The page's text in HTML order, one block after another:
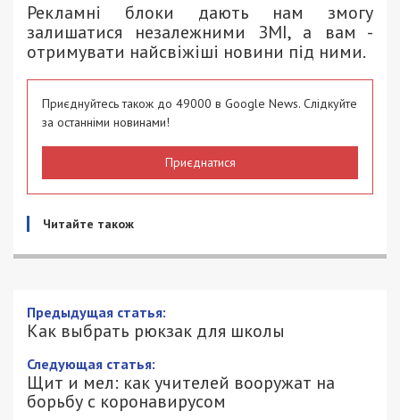
Рекламні блоки дають нам змогу
залишатися незалежними ЗМІ, а вам -
отримувати найсвіжіші новини під ними.
Приєднуйтесь також до 49000 в Google News. Слідкуйте
за останніми новинами!
Приєднатися
Читайте також
Предыдущая статья:
Как выбрать рюкзак для школы
Следующая статья:
Щит и мел: как учителей вооружат на
борьбу с коронавирусом